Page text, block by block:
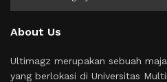
About Us
Ultimagz merupakan sebuah
yang berlokasi di Universitas